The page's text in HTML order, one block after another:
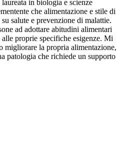
in biologia e scienze
che alimentazione e stile di
salute e prevenzione di malattie.
ad adottare abitudini alimentari
proprie specifiche esigenze. Mi
migliorare la propria alimentazione,
patologia che richiede un supporto